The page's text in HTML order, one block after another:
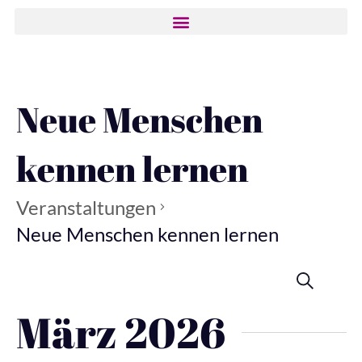
Neue Menschen
kennen lernen
Veranstaltungen
Neue Menschen kennen lernen
Suche
März 2026